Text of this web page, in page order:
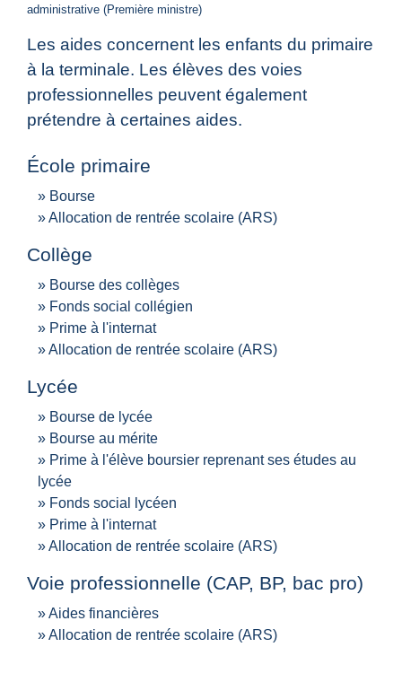
administrative (Première ministre)
Les aides concernent les enfants du primaire
à la terminale. Les élèves des voies
professionnelles peuvent également
prétendre à certaines aides.
École primaire
Bourse
Allocation de rentrée scolaire (ARS)
Collège
Bourse des collèges
Fonds social collégien
Prime à l'internat
Allocation de rentrée scolaire (ARS)
Lycée
Bourse de lycée
Bourse au mérite
Prime à l'élève boursier reprenant ses études au
lycée
Fonds social lycéen
Prime à l'internat
Allocation de rentrée scolaire (ARS)
Voie professionnelle (CAP, BP, bac pro)
Aides financières
Allocation de rentrée scolaire (ARS)